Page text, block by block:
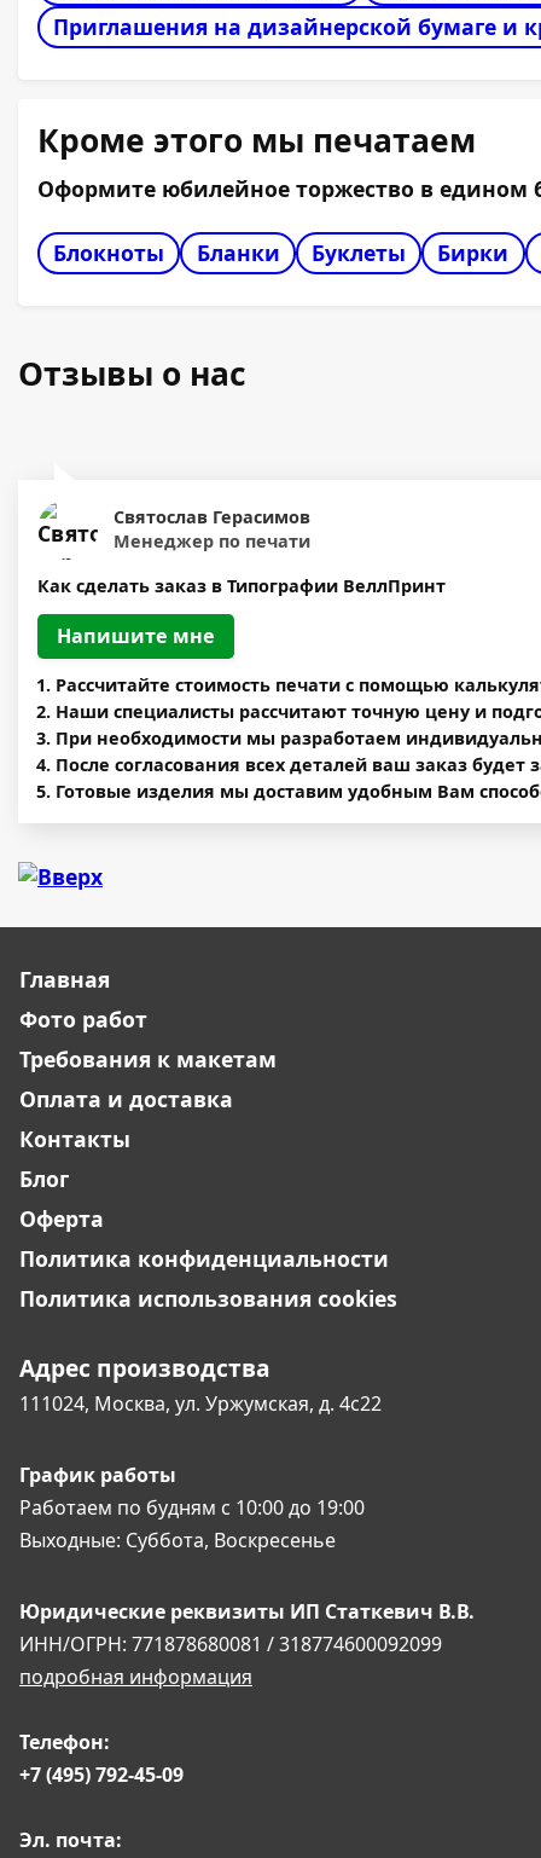
Приглашения на дизайнерской бумаге и
Кроме этого мы печатаем
Оформите юбилейное торжество в едином
Блокноты Бланки Буклеты Бирки
Отзывы о нас
Святослав Герасимов
Менеджер по печати
Напишите мне
Как сделать заказ в Типографии ВеллПринт
Рассчитайте стоимость печати c помощью
Наши специалисты рассчитают точную цену и
При необходимости мы разработаем
После согласования всех деталей ваш заказ будет
Готовые изделия мы доставим удобным Вам
Главная
Фото работ
Требования к макетам
Оплата и доставка
Контакты
Блог
Оферта
Политика конфиденциальности
Политика использования cookies
Адрес производства
111024, Москва, ул. Уржумская, д. 4с22
График работы
Работаем по будням с 10:00 до 19:00
Выходные: Суббота, Воскресенье
Юридические реквизиты ИП Статкевич В.В.
ИНН/ОГРН: 771878680081 / 318774600092099
подробная информация
Телефон:
+7 (495) 792-45-09
Эл. почта: